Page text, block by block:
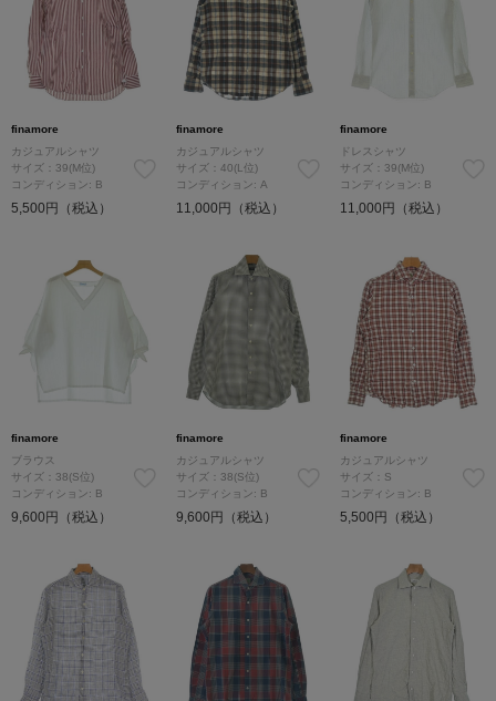
finamore
カジュアルシャツ
サイズ：39(M位)
コンディション: B
5,500円（税込）
finamore
カジュアルシャツ
サイズ：40(L位)
コンディション: A
11,000円（税込）
finamore
ドレスシャツ
サイズ：39(M位)
コンディション: B
11,000円（税込）
finamore
ブラウス
サイズ：38(S位)
コンディション: B
9,600円（税込）
finamore
カジュアルシャツ
サイズ：38(S位)
コンディション: B
9,600円（税込）
finamore
カジュアルシャツ
サイズ：S
コンディション: B
5,500円（税込）